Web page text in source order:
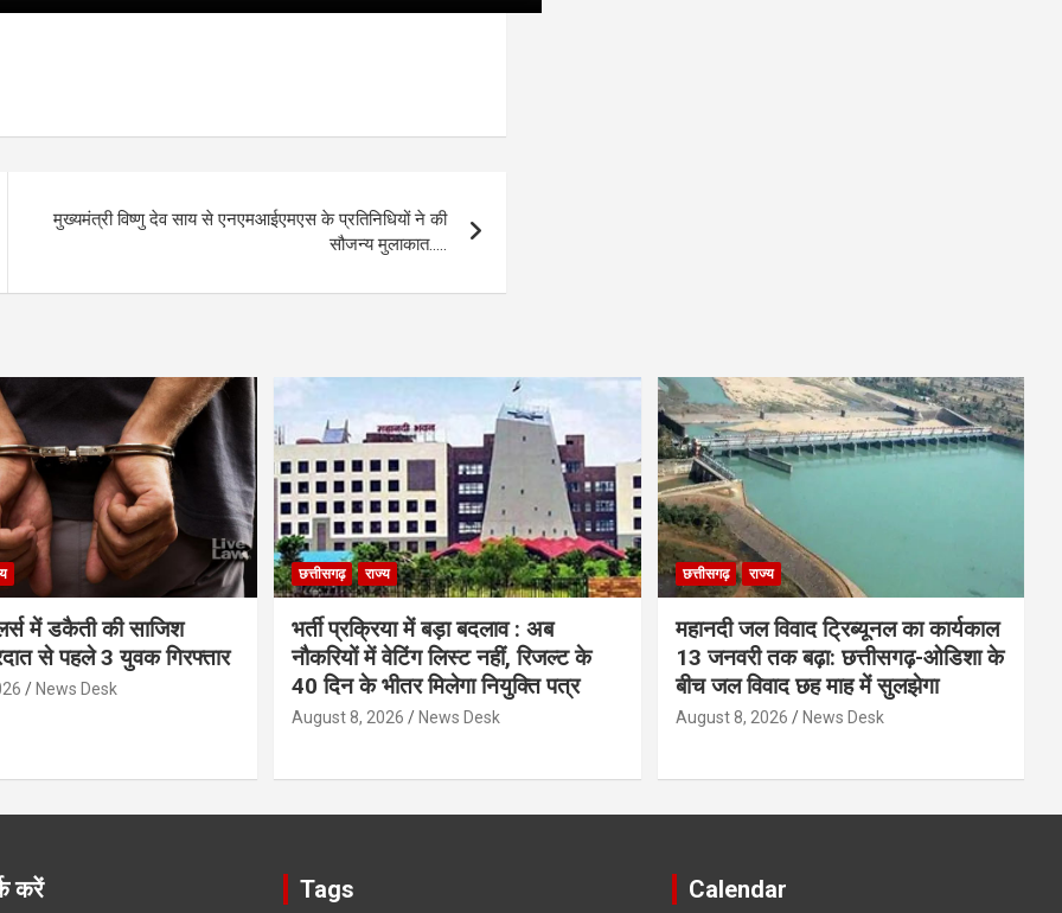
मुख्यमंत्री विष्णु देव साय से एनएमआईएमएस के प्रतिनिधियों ने की
सौजन्य मुलाकात…..
में डकैती की साजिश
से पहले 3 युवक गिरफ्तार
News Desk
छत्तीसगढ़ राज्य
भर्ती प्रक्रिया में बड़ा बदलाव : अब
नौकरियों में वेटिंग लिस्ट नहीं, रिजल्ट के
40 दिन के भीतर मिलेगा नियुक्ति पत्र
August 8, 2026 News Desk
छत्तीसगढ़ राज्य
महानदी जल विवाद ट्रिब्यूनल का कार्यकाल
13 जनवरी तक बढ़ा: छत्तीसगढ़-ओडिशा के
बीच जल विवाद छह माह में सुलझेगा
August 8, 2026 News Desk
करें Tags Calendar